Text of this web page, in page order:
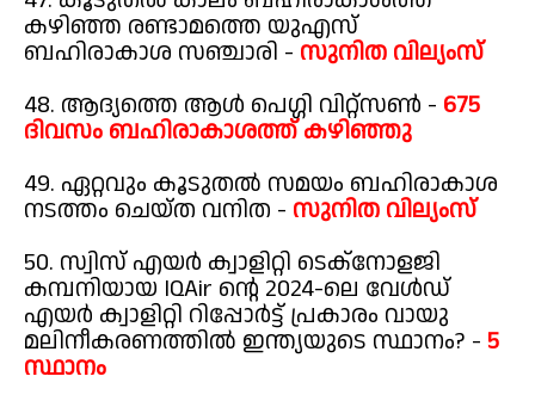
കഴിഞ്ഞ രണ്ടാമത്തെ യുഎസ്
ബഹിരാകാശ സഞ്ചാരി - സുനിത വില്യംസ്
48. ആദ്യത്തെ ആൾ പെഗ്ഗി വിറ്റ്സൺ - 675
ദിവസം ബഹിരാകാശത്ത് കഴിഞ്ഞു
49. ഏറ്റവും കൂടുതൽ സമയം ബഹിരാകാശ
നടത്തം ചെയ്ത വനിത - സുനിത വില്യംസ്
50. സ്വിസ് എയർ ക്വാളിറ്റി ടെക്നോളജി
കമ്പനിയായ IQAir ന്റെ 2024-ലെ വേൾഡ്
എയർ ക്വാളിറ്റി റിപ്പോർട്ട് പ്രകാരം വായു
മലിനീകരണത്തിൽ ഇന്ത്യയുടെ സ്ഥാനം? - 5
സ്ഥാനം